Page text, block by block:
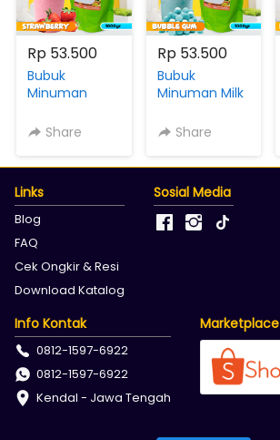
Rp 53.500
Bubuk
Minuman
Rasa
3IN1 MIX Gula
Cafeos
Powder Drink
Kemasan 1 KG
Share
Rp 53.500
Bubuk
Minuman Milk
Gum Cafeos
Kemasan 1 KG
Share
Links
Blog
FAQ
Cek Ongkir & Resi
Download Katalog
Sosial Media
Info Kontak
0812-1597-6922
0812-1597-6922
Kendal - Jawa Tengah
Marketplace